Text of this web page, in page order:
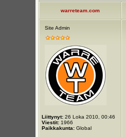
warreteam.com
Site Admin
Liittynyt:26 Loka 2010, 00:46
Viestit:1966
Paikkakunta:Global